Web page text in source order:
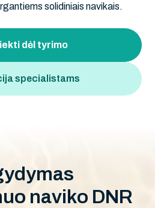
solidiniais navikais.
dėl tyrimo
specialistams
ydymas
uo navi ko DNR